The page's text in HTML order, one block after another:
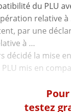
du PLU
relative
par une
à …
décidé la mise
PLU mis en
testez